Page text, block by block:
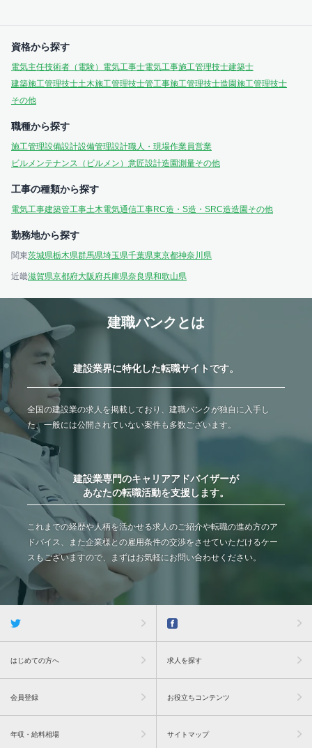
資格から探す
電気主任技術者（電験） 電気工事士電気工事施工管理技士建築士
建築施工管理技士土木施工管理技士管工事施工管理技士造園施工管理技士
その他
職種から探す
施工管理設備設計設備管理設計職人・現場作業員営業
ビルメンテナンス（ビルメン） 意匠設計造園測量その他
工事の種類から探す
電気工事建築管工事土木電気通信工事RC造・S造・SRC造造園 その他
勤務地から探す
関東茨城県栃木県群馬県埼玉県千葉県東京都神奈川県
近畿滋賀県京都府大阪府兵庫県奈良県和歌山県
建職バンクとは
建設業界に特化した転職サイトです。
全国の建設業の求人を掲載しており、建職バンクが独自に入手し
た、一般には公開されていない案件も多数ございます。
建設業専門のキャリアアドバイザーが
あなたの転職活動を支援します。
これまでの経歴や人柄を活かせる求人のご紹介や転職の進め方のア
ドバイス、また企業様との雇用条件の交渉をさせていただけるケー
スもございますので、まずはお気軽にお問い合わせください。
はじめての方へ 求人を探す
会員登録 お役立ちコンテンツ
年収・給料相場 サイトマップ